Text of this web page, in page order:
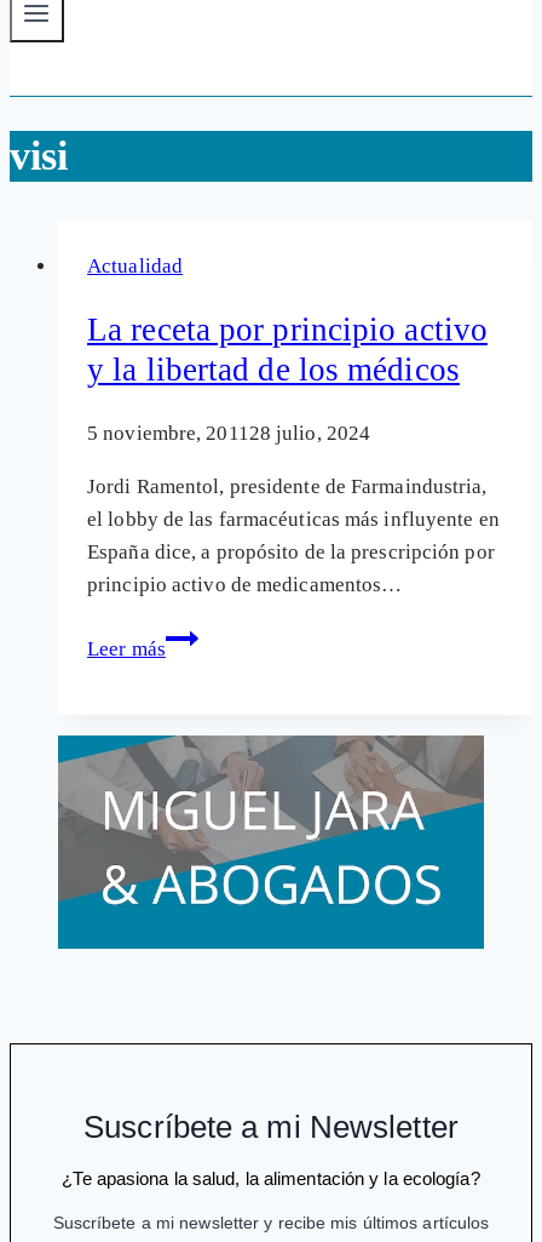
visi
Actualidad
La receta por principio activo
y la libertad de los médicos
5 noviembre, 201128 julio, 2024
Jordi Ramentol, presidente de Farmaindustria,
el lobby de las farmacéuticas más influyente en
España dice, a propósito de la prescripción por
principio activo de medicamentos…
Leer más
La
principio
activo
y
la
libertad
de
Suscríbete a mi Newsletter
¿Te apasiona la salud, la alimentación y la ecología?
Suscríbete a mi newsletter y recibe mis últimos artículos